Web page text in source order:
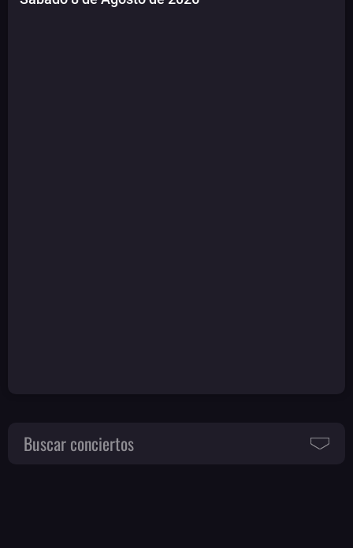
Buscar conciertos